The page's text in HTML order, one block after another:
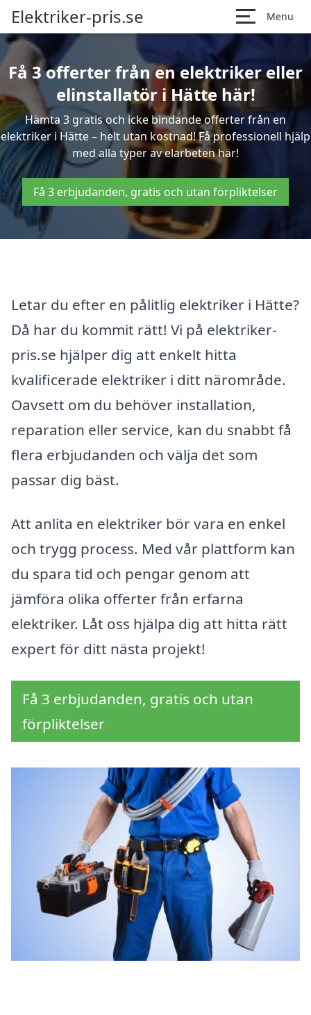
Elektriker-pris.se Menu
Få 3 offerter från en elektriker eller
elinstallatör i Hätte här!
Hämta 3 gratis och icke bindande offerter från en
elektriker i Hätte – helt utan kostnad! Få professionell hjälp
med alla typer av elarbeten här!
Få 3 erbjudanden, gratis och utan förpliktelser
Letar du efter en pålitlig elektriker i Hätte?
Då har du kommit rätt! Vi på elektriker-
pris.se hjälper dig att enkelt hitta
kvalificerade elektriker i ditt närområde.
Oavsett om du behöver installation,
reparation eller service, kan du snabbt få
flera erbjudanden och välja det som
passar dig bäst.
Att anlita en elektriker bör vara en enkel
och trygg process. Med vår plattform kan
du spara tid och pengar genom att
jämföra olika offerter från erfarna
elektriker. Låt oss hjälpa dig att hitta rätt
expert för ditt nästa projekt!
Få 3 erbjudanden, gratis och utan
förpliktelser